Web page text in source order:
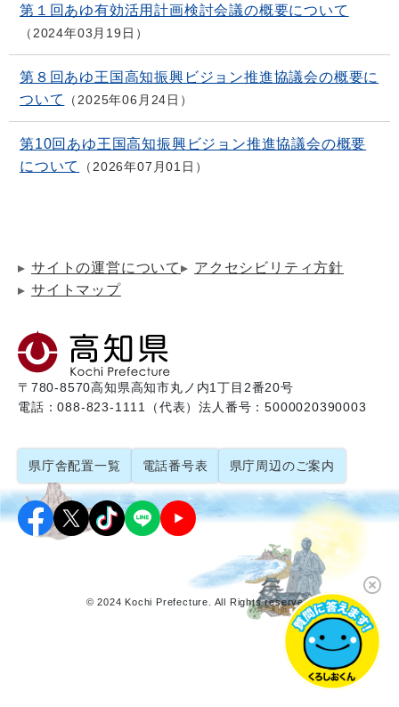
第１回あゆ有効活用計画検討会議の概要について
2024年03月19日
第８回あゆ王国高知振興ビジョン推進協議会の概要に
ついて
2025年06月24日
第10回あゆ王国高知振興ビジョン推進協議会の概要
について
2026年07月01日
サイトの運営について
アクセシビリティ方針
サイトマップ
〒780-8570高知県高知市丸ノ内1丁目2番20号
電話：088-823-1111（代表）法人番号：5000020390003
県庁舎配置一覧 電話番号表 県庁周辺のご案内
© 2024 Kochi Prefecture. All Rights reserved.